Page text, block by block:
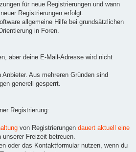
für neue Registrierungen und wann
Registrierungen erfolgt.
allgemeine Hilfe bei grundsätzlichen
in Foren.
aber deine E-Mail-Adresse wird nicht
Aus mehreren Gründen sind
generell gesperrt.
Registrierung:
von Registrierungen dauert aktuell eine
unserer Freizeit betreuen.
oder das Kontaktformular nutzen, wenn du